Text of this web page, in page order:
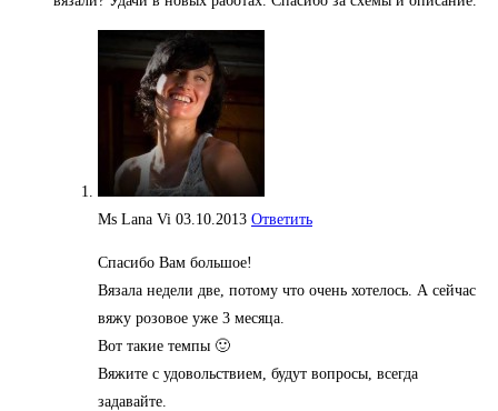
Ms Lana Vi 03.10.2013 Ответить
Спасибо Вам большое!
Вязала недели две, потому что очень хотелось. А сейчас
вяжу розовое уже 3 месяца.
Вот такие темпы 🙂
Вяжите с удовольствием, будут вопросы, всегда
задавайте.